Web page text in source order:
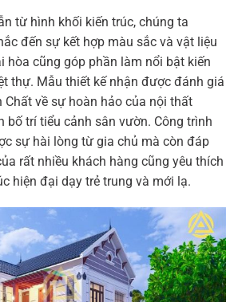
từ hình khối kiến trúc, chúng ta
đến sự kết hợp màu sắc và vật liệu
hòa cũng góp phần làm nổi bật kiến
thự. Mẫu thiết kế nhận được đánh giá
về sự hoàn hảo của nội thất
bố trí tiểu cảnh sân vườn. Công trình
sự hài lòng từ gia chủ mà còn đáp
rất nhiều khách hàng cũng yêu thích
hiện đại dạy trẻ trung và mới lạ.